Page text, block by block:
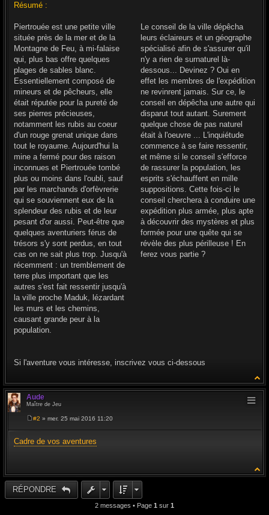
Résumé :
Piertrouée est une petite ville
située près de la mer et de la
Montagne de Feu, à mi-falaise
qui, plus bas offre quelques
plages de sables blanc.
Essentiellement composé de
mineurs et de pêcheurs, elle
était réputée pour la pureté de
ses pierres précieuses,
notamment les rubis au coeur
d'un rouge grenat unique dans
tout le royaume. Aujourd'hui la
mine a fermé pour des raison
inconnues et Piertrouée tombé
plus ou moins dans l'oubli, sauf
par les marchands d'orfèvrerie
qui se souviennent eux de la
splendeur des rubis et de leur
pesant d'or aussi. Peut-être que
quelques aventuriers férus de
trésors s'y sont perdus, en tout
cas on ne sait plus trop. Jusqu'à
récemment : un tremblement de
terre plus important que les
autres s'est fait ressentir jusqu'à
la ville proche Maduk, lézardant
les murs et les chemins,
causant grande peur à la
population.
Le conseil de la ville dépêcha
leurs éclaireurs et un géographe
spécialisé afin de s'assurer qu'il
n'y a rien de surnaturel là-
dessous... Devinez ? Oui en
effet les membres de l'expédition
ne revinrent jamais. Sur ce, le
conseil en dépêcha une autre qui
disparut tout autant. Surement
quelque chose de pas naturel
était à l'oeuvre ... L'inquiétude
commence à se faire ressentir,
et même si le conseil s'efforce
de rassurer la population, les
esprits s'échauffent en mille
suppositions. Cette fois-ci le
conseil cherchera à conduire une
expédition plus armée, plus apte
à découvrir des mystères et plus
formée pour une quête qui se
révèle des plus périlleuse ! En
ferez vous partie ?
Si l'aventure vous intéresse, inscrivez vous ci-dessous
Aude
Maître de Jeu
s
#2 » mer. 25 mai 2016 11:20
Cadre de vos aventures
RÉPONDRE
2 messages • Page 1 sur 1